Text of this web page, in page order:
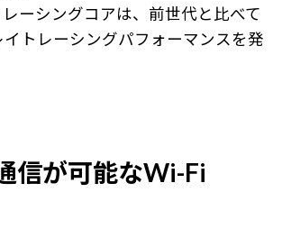
ーシングコアは、前世代と比べて
トレーシングパフォーマンスを発
信が可能なWi-Fi